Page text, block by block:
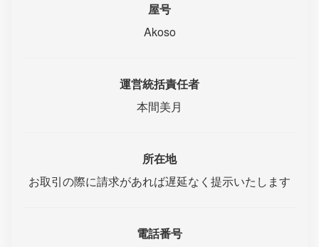
屋号
Akoso
運営統括責任者
本間美月
所在地
お取引の際に請求があれば遅延なく提示いたします
電話番号